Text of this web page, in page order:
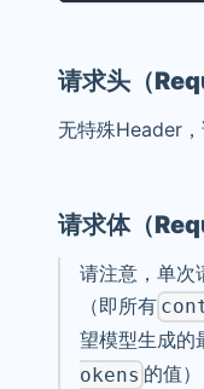
请求头（
无特殊Header
请求体（
请注意，单次
（即所有
望模型生成的
okens 的值